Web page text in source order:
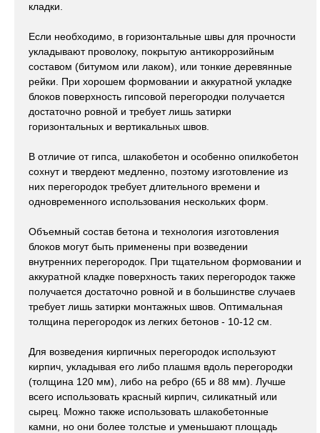
кладки.
Если необходимо, в горизонтальные швы для прочности
укладывают проволоку, покрытую антикоррозийным
составом (битумом или лаком), или тонкие деревянные
рейки. При хорошем формовании и аккуратной укладке
блоков поверхность гипсовой перегородки получается
достаточно ровной и требует лишь затирки
горизонтальных и вертикальных швов.
В отличие от гипса, шлакобетон и особенно опилкобетон
сохнут и твердеют медленно, поэтому изготовление из
них перегородок требует длительного времени и
одновременного использования нескольких форм.
Объемный состав бетона и технология изготовления
блоков могут быть применены при возведении
внутренних перегородок. При тщательном формовании и
аккуратной кладке поверхность таких перегородок также
получается достаточно ровной и в большинстве случаев
требует лишь затирки монтажных швов. Оптимальная
толщина перегородок из легких бетонов - 10-12 см.
Для возведения кирпичных перегородок используют
кирпич, укладывая его либо плашмя вдоль перегородки
(толщина 120 мм), либо на ребро (65 и 88 мм). Лучше
всего использовать красный кирпич, силикатный или
сырец. Можно также использовать шлакобетонные
камни, но они более толстые и уменьшают площадь